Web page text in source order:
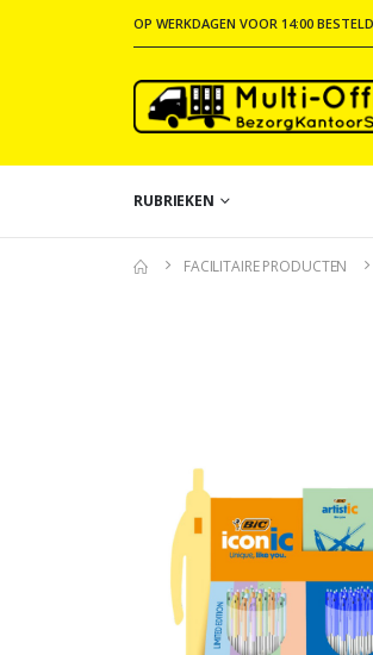
OP WERKDAGEN VOOR 14:00
RUBRIEKEN
FACILITAIRE PRODUCTEN